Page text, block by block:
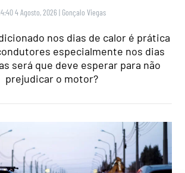
4 Agosto, 2026 | Gonçalo Viegas
nos dias de calor é prática
especialmente nos dias
será que deve esperar para não
prejudicar o motor?